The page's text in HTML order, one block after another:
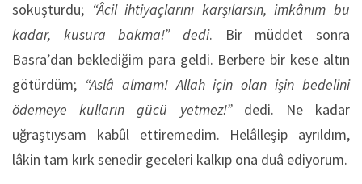
sokuşturdu; “Âcil ihtiyaçlarını karşılarsın, imkânım bu
kadar, kusura bakma!” dedi. Bir müddet sonra
Basra’dan beklediğim para geldi. Berbere bir kese altın
götürdüm; “Aslâ almam! Allah için olan işin bedelini
ödemeye kulların gücü yetmez!”dedi. Ne kadar
uğraştıysam kabûl ettiremedim. Helâlleşip ayrıldım,
lâkin tam kırk senedir geceleri kalkıp ona duâ ediyorum.